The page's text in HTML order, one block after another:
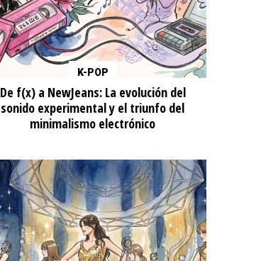
K-POP
De f(x) a NewJeans: La evolución del
sonido experimental y el triunfo del
minimalismo electrónico